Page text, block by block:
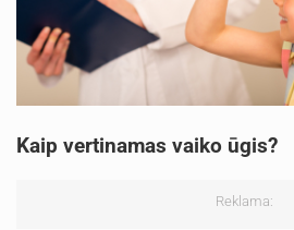
Kaip vertinamas vaiko ūgis?
Reklama: